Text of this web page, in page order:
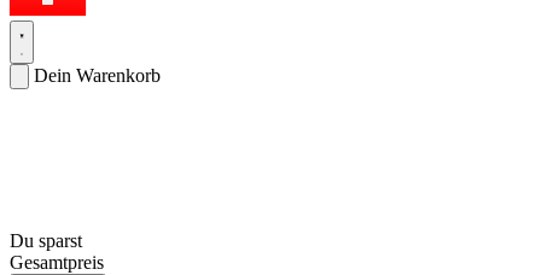
Dein Warenkorb
Du sparst
Gesamtpreis